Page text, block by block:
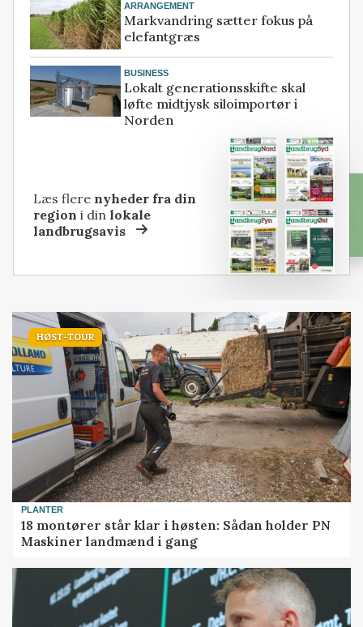
ARRANGEMENT
Markvandring sætter fokus på
elefantgræs
BUSINESS
Lokalt generationsskifte skal
løfte midtjysk siloimportør i
Norden
Læs flere nyheder fra din
region i dinlokale
landbrugsavis
HØST-TOUR
PLANTER
18 montører står klar i høsten: Sådan holder PN
Maskiner landmænd i gang